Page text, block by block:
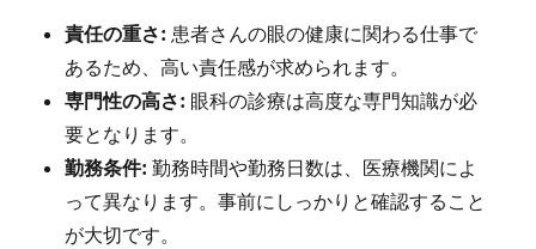
責任の重さ: 患者さんの眼の健康に関わる仕事で
あるため、高い責任感が求められます。
専門性の高さ: 眼科の診療は高度な専門知識が必
要となります。
勤務条件: 勤務時間や勤務日数は、医療機関によ
って異なります。事前にしっかりと確認すること
が大切です。